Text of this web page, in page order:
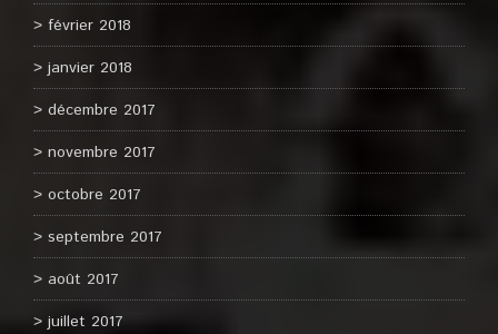
février 2018
janvier 2018
décembre 2017
novembre 2017
octobre 2017
septembre 2017
août 2017
juillet 2017